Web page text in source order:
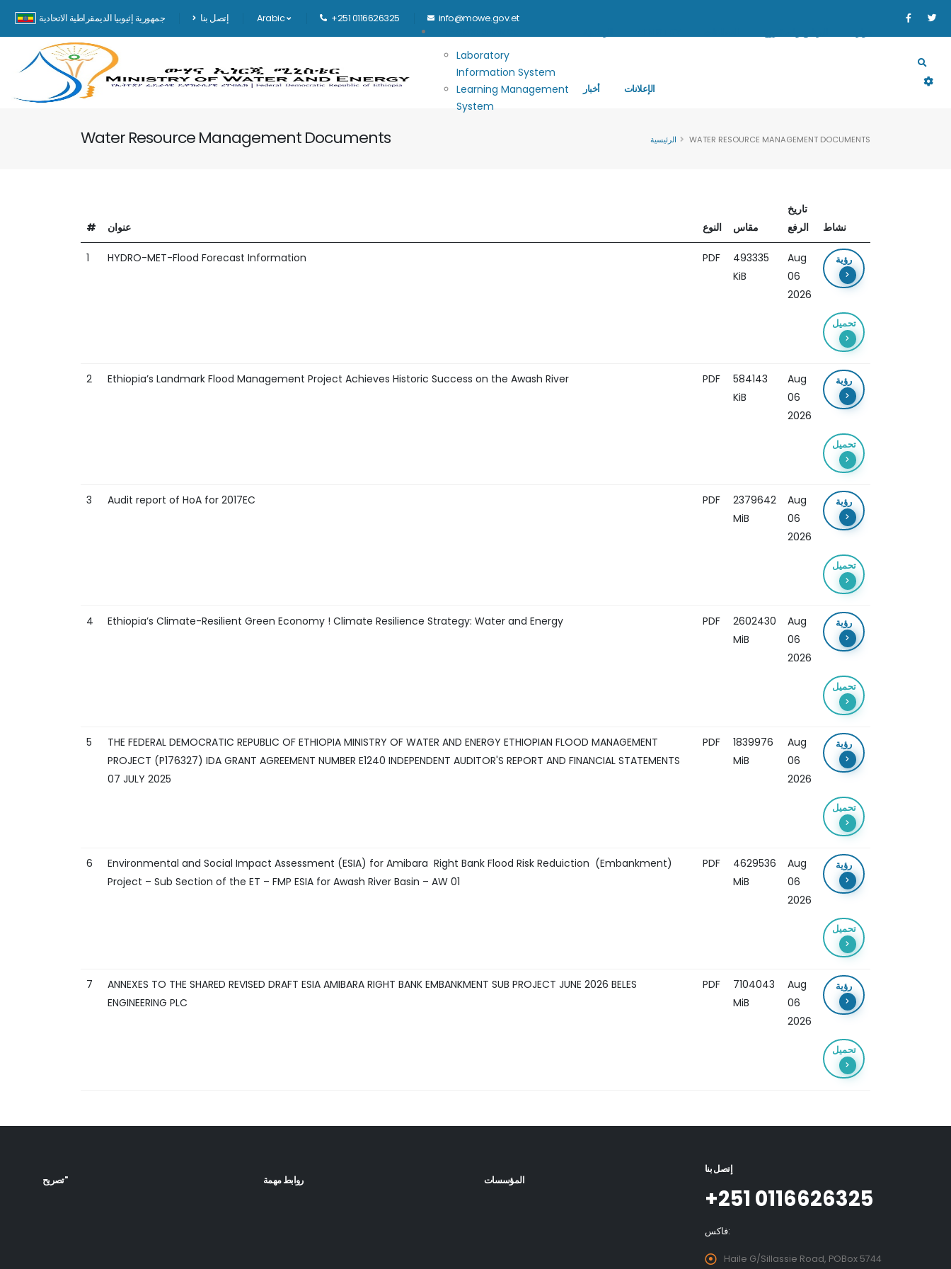
جمهورية إثيوبيا الديمقراطية الاتحادية إتصل بنا Arabic +251 0116626325 info@mowe.gov.et
Main navigation
Laboratory
Information System
Learning Management
System
أخبار الإعلانات
Water Resource Management Documents الرئيسية WATER RESOURCE MANAGEMENT DOCUMENTS
# عنوان النوع مقاس
تاريخ
الرفع
نشاط
1 HYDRO-MET-Flood Forecast Information PDF
493335
KiB
Aug
06
2026
رؤية
تحميل
2 Ethiopia’s Landmark Flood Management Project Achieves Historic Success on the Awash River PDF
584143
KiB
Aug
06
2026
رؤية
تحميل
3 Audit report of HoA for 2017EC PDF
2379642
MiB
Aug
06
2026
رؤية
تحميل
4 Ethiopia’s Climate-Resilient Green Economy ! Climate Resilience Strategy: Water and Energy PDF
2602430
MiB
Aug
06
2026
رؤية
تحميل
5
THE FEDERAL DEMOCRATIC REPUBLIC OF ETHIOPIA MINISTRY OF WATER AND ENERGY ETHIOPIAN FLOOD MANAGEMENT
PROJECT (P176327) IDA GRANT AGREEMENT NUMBER E1240 INDEPENDENT AUDITOR'S REPORT AND FINANCIAL STATEMENTS
07 JULY 2025
PDF
1839976
MiB
Aug
06
2026
رؤية
تحميل
6
Environmental and Social Impact Assessment (ESIA) for Amibara Right Bank Flood Risk Reduiction (Embankment)
Project – Sub Section of the ET – FMP ESIA for Awash River Basin – AW 01
PDF
4629536
MiB
Aug
06
2026
رؤية
تحميل
7
ANNEXES TO THE SHARED REVISED DRAFT ESIA AMIBARA RIGHT BANK EMBANKMENT SUB PROJECT JUNE 2026 BELES
ENGINEERING PLC
PDF
7104043
MiB
Aug
06
2026
رؤية
تحميل
تصريح" روابط مهمة المؤسسات
إتصل بنا
+251 0116626325
فاكس:
Haile G/Sillassie Road, POBox 5744